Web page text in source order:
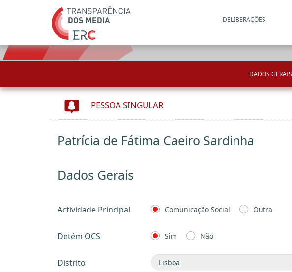
DELIBERAÇÕES
DADOS GERAIS
PESSOA SINGULAR
Patrícia de Fátima Caeiro Sardinha
Dados Gerais
Actividade Principal Comunicação Social Outra
Detém OCS Sim Não
Distrito